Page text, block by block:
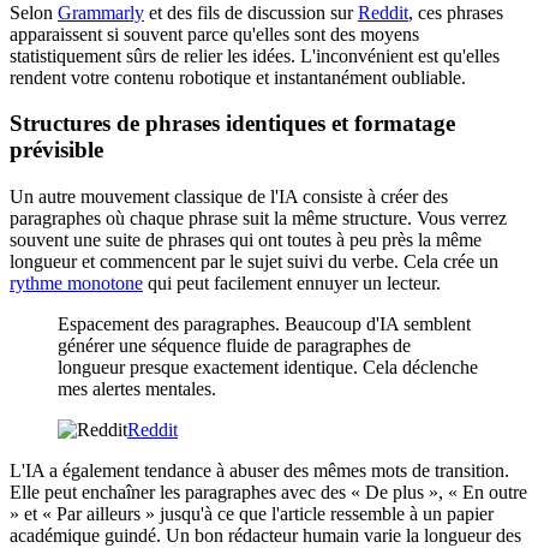
Selon Grammarly et des fils de discussion surReddit, ces phrases
apparaissent si souvent parce qu'elles sont des moyens
statistiquement sûrs de relier les idées. L'inconvénient est qu'elles
rendent votre contenu robotique et instantanément oubliable.
Structures de phrases identiques et formatage
prévisible
Un autre mouvement classique de l'IA consiste à créer des
paragraphes où chaque phrase suit la même structure. Vous verrez
souvent une suite de phrases qui ont toutes à peu près la même
longueur et commencent par le sujet suivi du verbe. Cela crée un
rythme monotone qui peut facilement ennuyer un lecteur.
Espacement des paragraphes. Beaucoup d'IA semblent
générer une séquence fluide de paragraphes de
longueur presque exactement identique. Cela déclenche
mes alertes mentales.
Reddit
L'IA a également tendance à abuser des mêmes mots de transition.
Elle peut enchaîner les paragraphes avec des « De plus », « En outre
» et « Par ailleurs » jusqu'à ce que l'article ressemble à un papier
académique guindé. Un bon rédacteur humain varie la longueur des